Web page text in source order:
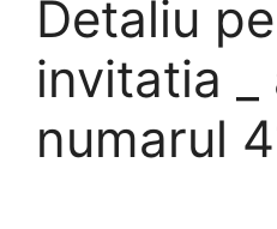
Detaliu
invitatia _
numarul